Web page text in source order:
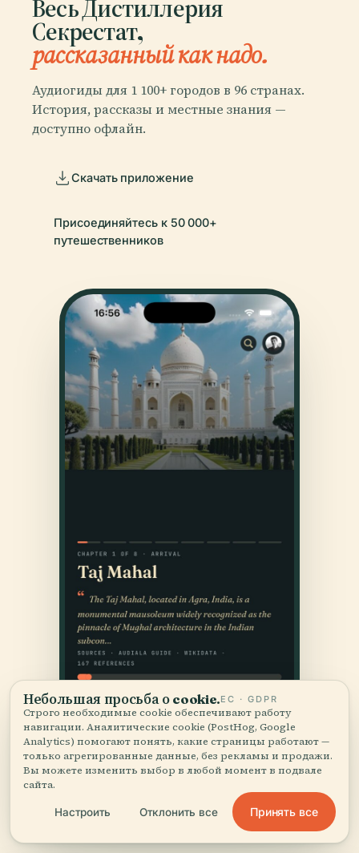
Весь Дистиллерия
Секрестат,
рассказанный как надо.
Аудиогиды для 1 100+ городов в 96 странах.
История, рассказы и местные знания —
доступно офлайн.
Скачать приложение
Присоединяйтесь к 50 000+
путешественников
Небольшая просьба о cookie.ЕС · GDPR
Строго необходимые cookie обеспечивают работу
навигации. Аналитические cookie (PostHog, Google
Analytics) помогают понять, какие страницы работают —
только агрегированные данные, без рекламы и продажи.
Вы можете изменить выбор в любой момент в подвале
сайта.
Настроить Отклонить все Принять все